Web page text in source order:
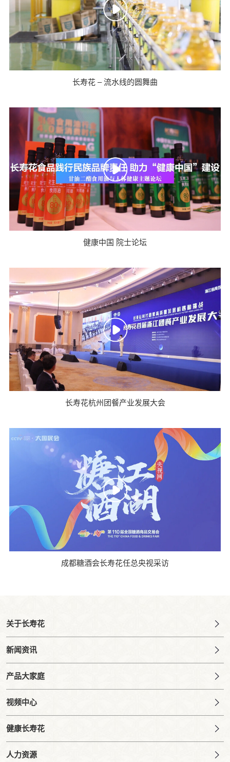
长寿花 – 流水线的圆舞曲
健康中国 院士论坛
长寿花杭州团餐产业发展大会
成都糖酒会长寿花任总央视采访
关于长寿花
新闻资讯
产品大家庭
视频中心
健康长寿花
人力资源